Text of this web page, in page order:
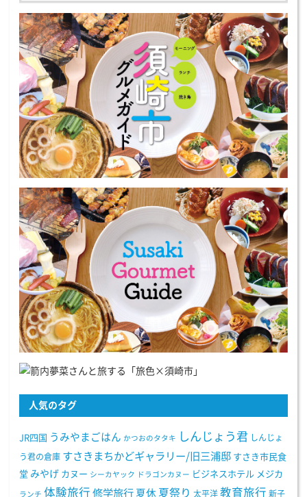
人気のタグ
JR四国 うみやまごはん かつおのタタキ しんじょう君 しんじょ
う君の倉庫 すさきまちかどギャラリー/旧三浦邸 すさき市民食
堂 みやげ カヌー シーカヤック ドラゴンカヌー ビジネスホテル メジカ
ランチ 体験旅行 修学旅行 夏休 夏祭り 太平洋 教育旅行 新子